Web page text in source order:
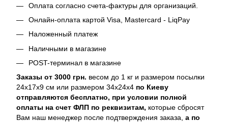
Оплата согласно счета-фактуры для организаций.
Онлайн-оплата картой Visa, Mastercard - LiqPay
Наложенный платеж
Наличными в магазине
POST-терминал в магазине
Заказы от 3000 грн. весом до 1 кг и размером посылки
24х17х9 см или размером 34х24х4 по Киеву
отправляются бесплатно, при условии полной
оплаты на счет ФЛП по реквизитам, которые сбросят
Вам наш менеджер после подтверждения заказа, а по